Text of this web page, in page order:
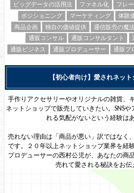
ビッグデータの活用法
ファネル化 フレ
ポジショニング
マーケティング 体験
商品企画
独自の価値提供 通信販売の魔
通販コンサル
通販コンサルタント
通販ビジネス
通販プロデューサー 通販プ
【初心者向け】愛されネッ
手作りアクセサリーやオリジナルの雑貨、
ネットショップで販売していきたい。SNS
れる気配がないという経験は
売れない理由は「商品が悪い」訳ではなく
です。２０年以上ネットショップ業界を経
プロデューサーの西村公児が、あなたの商
売れて愛される秘訣をお伝